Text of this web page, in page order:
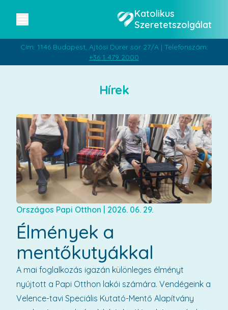
Katolikus
Szeretetszolgálat
Cím: 1146 Budapest, Ajtósi Dürer sor 27/A | Telefonszám:
+36 1 479 2000
Hírek
Országos Papi Otthon 2026. 06. 29.
Élmények a
mentőkutyákkal
A mai foglalkozás igazán különleges élményt
nyújtott a Papi Otthon lakói számára. Vendégeink a
Velence-tavi Speciális Kutató-Mentő Alapítvány